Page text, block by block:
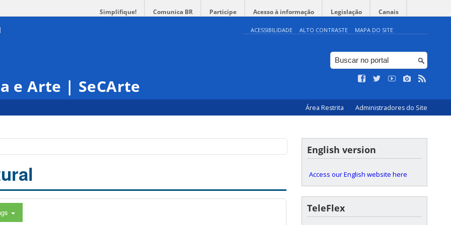
Simplifique! Comunica BR Participe Acesso à informação Legislação Canais
ACESSIBILIDADE ALTO CONTRASTE MAPA DO SITE
e Arte | SeCArte
Área Restrita Administradores do Site
English version
Access our English website here
TeleFlex